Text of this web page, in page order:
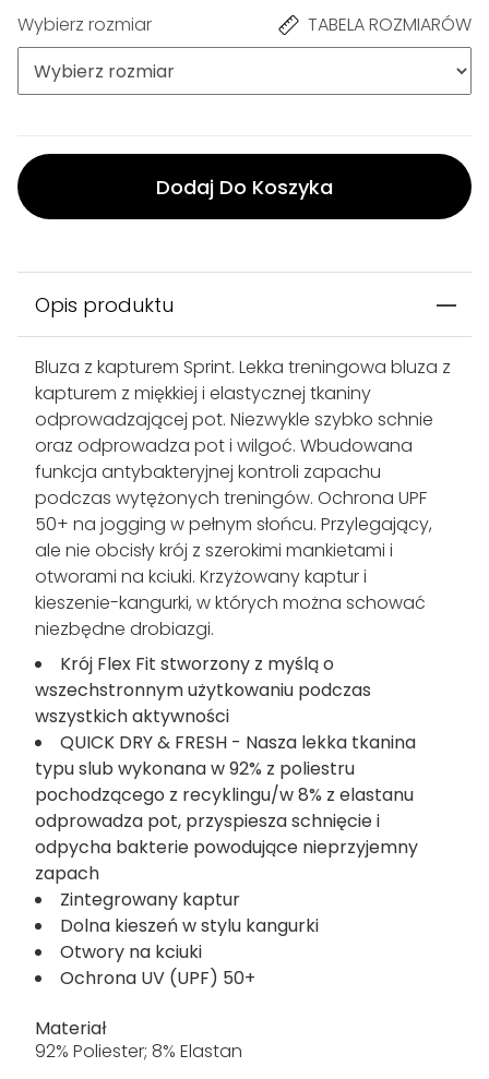
Wybierz rozmiar TABELA ROZMIARÓW
Dodaj Do Koszyka
Opis produktu
Bluza z kapturem Sprint. Lekka treningowa bluza z
kapturem z miękkiej i elastycznej tkaniny
odprowadzającej pot. Niezwykle szybko schnie
oraz odprowadza pot i wilgoć. Wbudowana
funkcja antybakteryjnej kontroli zapachu
podczas wytężonych treningów. Ochrona UPF
50+ na jogging w pełnym słońcu. Przylegający,
ale nie obcisły krój z szerokimi mankietami i
otworami na kciuki. Krzyżowany kaptur i
kieszenie-kangurki, w których można schować
niezbędne drobiazgi.
Krój Flex Fit stworzony z myślą o
wszechstronnym użytkowaniu podczas
wszystkich aktywności
QUICK DRY & FRESH - Nasza lekka tkanina
typu slub wykonana w 92% z poliestru
pochodzącego z recyklingu/w 8% z elastanu
odprowadza pot, przyspiesza schnięcie i
odpycha bakterie powodujące nieprzyjemny
zapach
Zintegrowany kaptur
Dolna kieszeń w stylu kangurki
Otwory na kciuki
Ochrona UV (UPF) 50+
Materiał
92% Poliester; 8% Elastan